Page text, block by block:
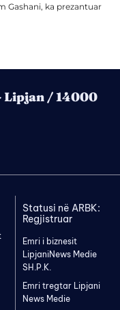
Gashani, ka prezantuar
Lipjan / 14000
Statusi në ARBK:
Regjistruar
Emri i biznesit
LipjaniNews Medie
SH.P.K.
Emri tregtar Lipjani
News Medie